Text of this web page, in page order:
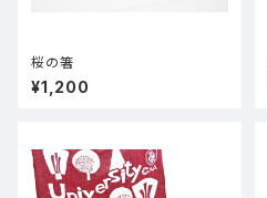
桜の箸
¥1,200